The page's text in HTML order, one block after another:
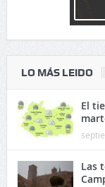
LO MÁS LEIDO
El
Las